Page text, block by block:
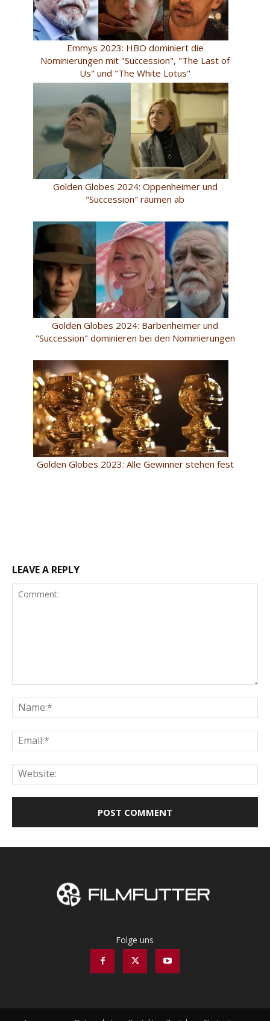
Emmys 2023: HBO dominiert die
Nominierungen mit "Succession", "The Last of
Us" und "The White Lotus"
Golden Globes 2024: Oppenheimer und
"Succession" räumen ab
Golden Globes 2024: Barbenheimer und
"Succession" dominieren bei den Nominierungen
Golden Globes 2023: Alle Gewinner stehen fest
LEAVE A REPLY
Folge uns